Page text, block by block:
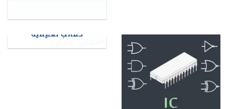
حقائب تعليمية